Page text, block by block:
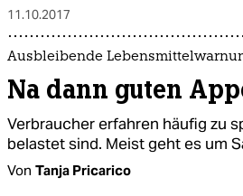
11.10.2017
Ausbleibende
Na dann guten
Verbraucher erfahren häufig zu
belastet sind. Meist geht es um
Von Tanja Pricarico